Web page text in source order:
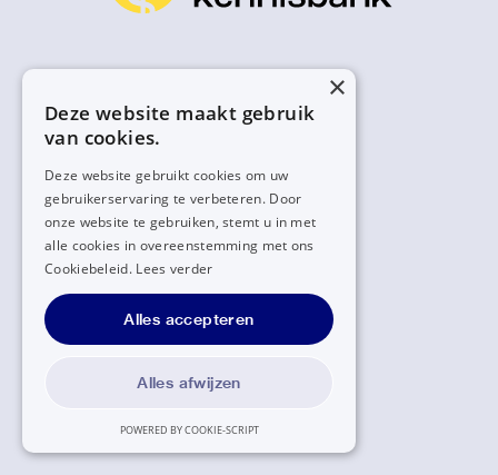
×
Deze website maakt gebruik
van cookies.
Deze website gebruikt cookies om uw
gebruikerservaring te verbeteren. Door
onze website te gebruiken, stemt u in met
alle cookies in overeenstemming met ons
Cookiebeleid. Lees verder
Alles accepteren
Alles afwijzen
POWERED BY COOKIE-SCRIPT